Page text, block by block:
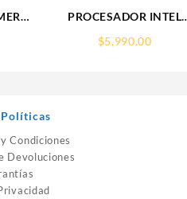
PROCESADOR INTEL
12700F S-1700 12CORES
$5,990.00
Condiciones
Devoluciones